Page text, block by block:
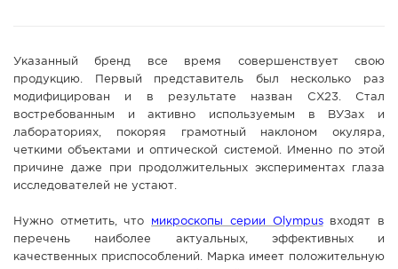
АФИША
КАМЕРЫ
КОНКУРСЫ
СТАТЬИ
ГОЛОСОВАНИЯ
Указанный бренд все время совершенствует свою
продукцию. Первый представитель был несколько раз
модифицирован и в результате назван CX23. Стал
востребованным и активно используемым в ВУЗах и
лабораториях, покоряя грамотный наклоном окуляра,
четкими объектами и оптической системой. Именно по этой
причине даже при продолжительных экспериментах глаза
исследователей не устают.
Нужно отметить, что микроскопы серии Olympusвходят в
перечень наиболее актуальных, эффективных и
качественных приспособлений. Марка имеет положительную